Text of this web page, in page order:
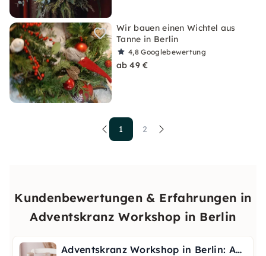
Wir bauen einen Wichtel aus
Tanne in Berlin
4,8Googlebewertung
ab 49 €
1 2
Kundenbewertungen & Erfahrungen in
Adventskranz Workshop in Berlin
Adventskranz Workshop in Berlin: Adventskranz selber machen